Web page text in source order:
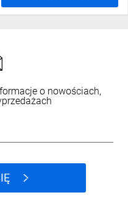
o nowościach,